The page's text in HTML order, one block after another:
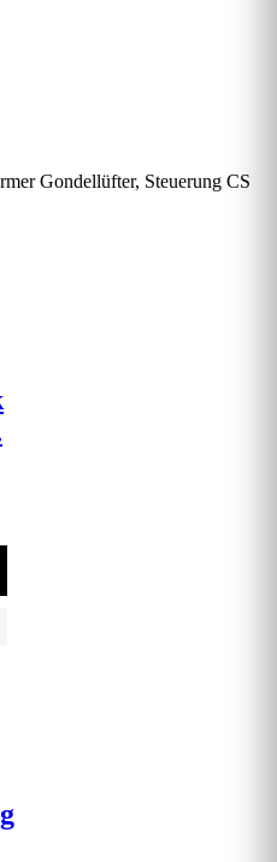
Gondellüfter, Steuerung CS